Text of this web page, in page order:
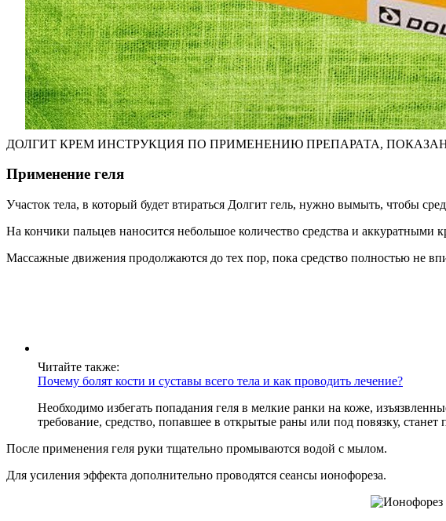
ДОЛГИТ КРЕМ ИНСТРУКЦИЯ ПО ПРИМЕНЕНИЮ ПРЕПАРАТА,
Применение геля
Участок тела, в который будет втираться Долгит гель, нужно вымыть, чтобы
На кончики пальцев наносится небольшое количество средства и аккуратными
Массажные движения продолжаются до тех пор, пока средство полностью не
Читайте также:
Почему болят кости и суставы всего тела и как проводить лечение?
Необходимо избегать попадания геля в мелкие ранки на коже,
требование, средство, попавшее в открытые раны или под повязку,
После применения геля руки тщательно промываются водой с мылом.
Для усиления эффекта дополнительно проводятся сеансы ионофореза.